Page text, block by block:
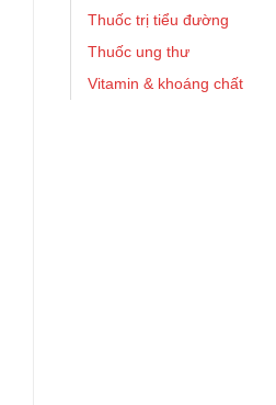
Thuốc trị tiểu đường
Thuốc ung thư
Vitamin & khoáng chất